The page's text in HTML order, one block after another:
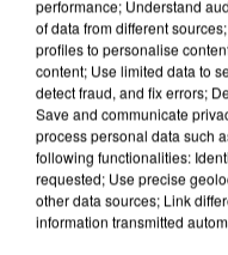
performance; Understand
of data from different
profiles to personalise
content; Use limited data to
detect fraud, and fix errors;
Save and communicate
process personal data such
following functionalities:
requested; Use precise
other data sources; Link
information transmitted